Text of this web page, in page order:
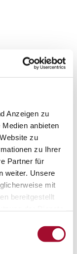
Anzeigen zu
anbieten
zu
zu Ihrer
Partner für
weiter. Unsere
mit
bereitgestellt
Einstellungen